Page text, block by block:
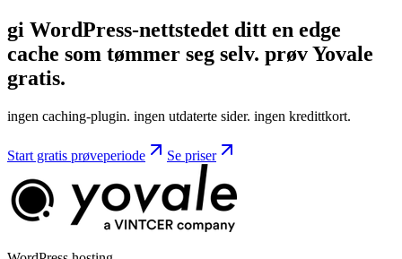
gi WordPress-nettstedet ditt en edge
cache som tømmer seg selv. prøvYovale
gratis.
ingen caching-plugin. ingen utdaterte sider. ingen kredittkort.
Start gratis prøveperiode Se priser